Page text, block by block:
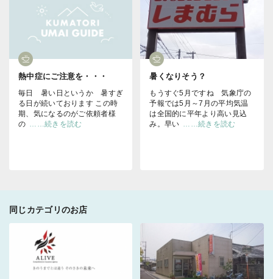
熱中症にご注意を・・・
毎日 暑い日というか 暑すぎ
る日が続いております この時
期、気になるのがご依頼者様
の ……続きを読む
暑くなりそう？
もうすぐ5月ですね 気象庁の
予報では5月～7月の平均気温
は全国的に平年より高い見込
み。早い ……続きを読む
同じカテゴリのお店